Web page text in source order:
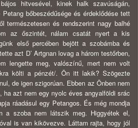
hitvesével, kinek halk szavúságán,
bőbeszédűsége és érdeklődése tett
természetesen és rendszerint nagy balhé
az őszintét, nálam csatát nyert a kis
első percében bejött a szobámba és
azt D’ Artgnan lovag a három testőrben,
lengette meg, valószínű, mert nem volt
költi a pénzét/. Ön itt lakik? Szögezte
de igen szigorúan. Ebben az Önben nem
ha azt nem egy nyolc éves angyalföldi srác
ráadásul egy Petangos. És még mondja
a szoba nem látszik meg. Higgyétek el,
is van kikövezve. Láttam rajta, hogy jól